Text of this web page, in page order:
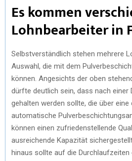
Es kommen
Lohnbearbeiter in
Selbstverständlich stehen mehrere
Auswahl, die mit dem
können. Angesichts der oben
dürfte deutlich sein, dass nach einer
gehalten werden sollte, die über eine
automatische
können einen zufriedenstellende
ausreichende Kapazität
hinaus sollte auf die